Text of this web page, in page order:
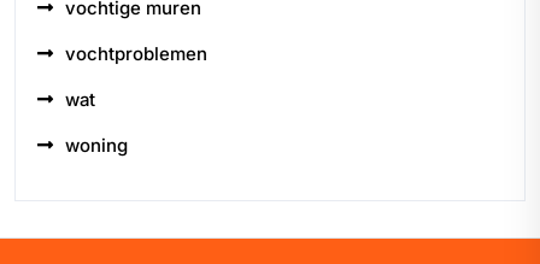
vochtige muren
vochtproblemen
wat
woning